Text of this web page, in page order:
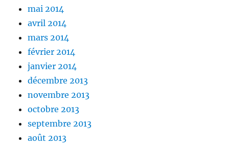
mai 2014
avril 2014
mars 2014
février 2014
janvier 2014
décembre 2013
novembre 2013
octobre 2013
septembre 2013
août 2013